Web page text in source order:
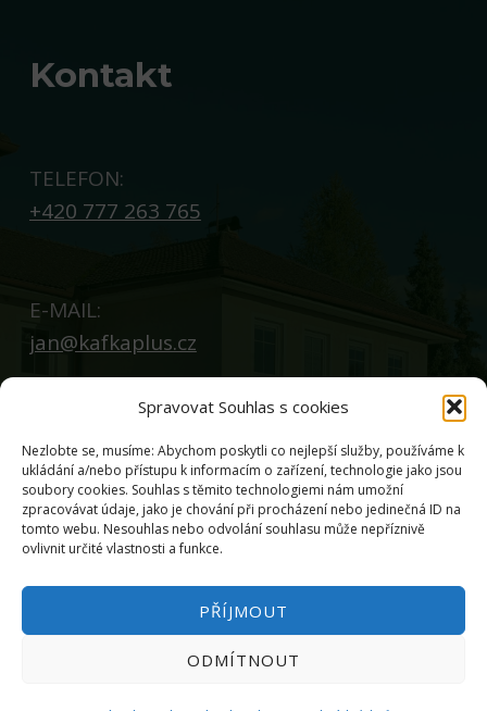
Spravovat Souhlas s cookies
Nezlobte se, musíme: Abychom poskytli co nejlepší služby, používáme k
ukládání a/nebo přístupu k informacím o zařízení, technologie jako jsou
soubory cookies. Souhlas s těmito technologiemi nám umožní
zpracovávat údaje, jako je chování při procházení nebo jedinečná ID na
tomto webu. Nesouhlas nebo odvolání souhlasu může nepříznivě
ovlivnit určité vlastnosti a funkce.
PŘÍJMOUT
ODMÍTNOUT
Kontakt
TELEFON:
+420 777 263 765
E-MAIL:
jan@kafkaplus.cz
© 2026Kafkaplus – výroba z papíru |Using
ReykjavikWordPress
Zásady